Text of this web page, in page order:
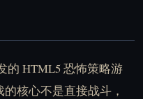
的 HTML5 恐怖策略游
核心不是直接战斗，